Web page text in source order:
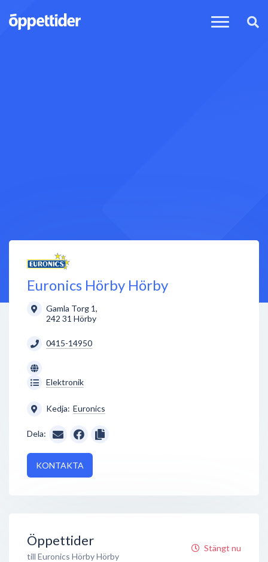
Euronics Hörby Hörby
Gamla Torg 1,
242 31 Hörby
0415-14950
Elektronik
Kedja: Euronics
Dela:
KONTAKTA
Öppettider
till Euronics Hörby Hörby
Stängt nu